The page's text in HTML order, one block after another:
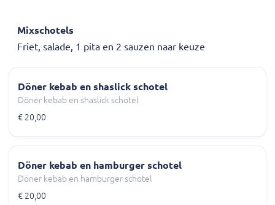
Mixschotels
Friet, salade, 1 pita en 2 sauzen naar keuze
Döner kebab en shaslick schotel
Döner kebab en shaslick schotel
€ 20,00
Döner kebab en hamburger schotel
Döner kebab en hamburger schotel
€ 20,00